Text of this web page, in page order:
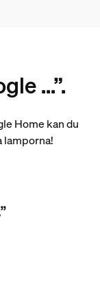
...”.
Home kan du
lamporna!